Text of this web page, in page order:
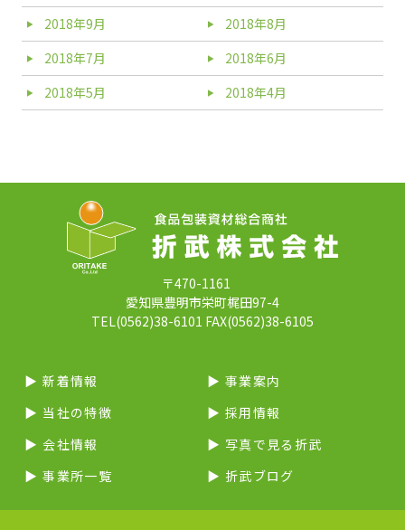
2018年9月
2018年8月
2018年7月
2018年6月
2018年5月
2018年4月
〒470-1161
愛知県豊明市栄町梶田97-4
TEL(0562)38-6101 FAX(0562)38-6105
▶︎ 新着情報
▶︎ 当社の特徴
▶︎ 会社情報
▶︎ 事業所一覧
▶︎ 事業案内
▶︎ 採用情報
▶︎ 写真で見る折武
▶︎ 折武ブログ